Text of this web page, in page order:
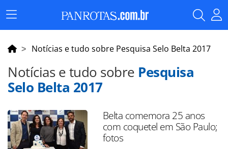
Menu
Principal
Notícias e tudo sobre Pesquisa Selo Belta 2017
Notícias e tudo sobre Pesquisa
Selo Belta 2017
Belta comemora 25 anos
com coquetel em São Paulo;
fotos